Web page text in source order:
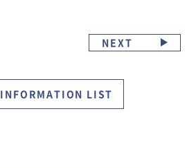
INFORMATION LIST
NEXT